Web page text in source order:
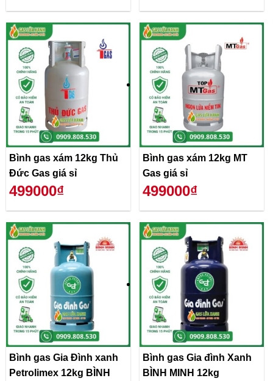
Bình gas xám 12kg Thủ
Đức Gas giá sỉ
499000₫
Bình gas xám 12kg MT
Gas giá sỉ
499000₫
Bình gas Gia Đình xanh
Petrolimex 12kg BÌNH
Bình gas Gia đình Xanh
BÌNH MINH 12kg